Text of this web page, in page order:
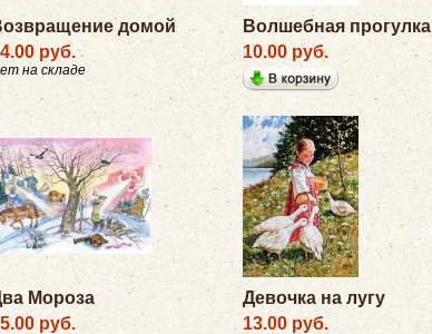
домой
руб.
на складе
Волшебная прогулка
10.00 руб.
Мороза
руб.
Девочка на лугу
13.00 руб.